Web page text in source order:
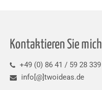
Kontaktieren Sie mich
+49 (0) 86 41 / 59 28 339
info[@]twoideas.de